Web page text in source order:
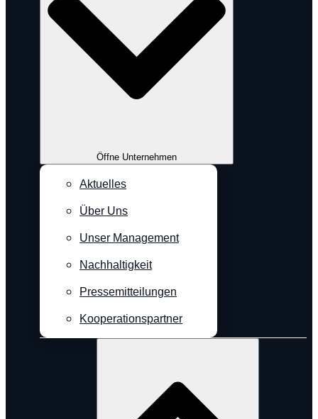
Öffne Unternehmen
Aktuelles
Über Uns
Unser Management
Nachhaltigkeit
Pressemitteilungen
Kooperationspartner